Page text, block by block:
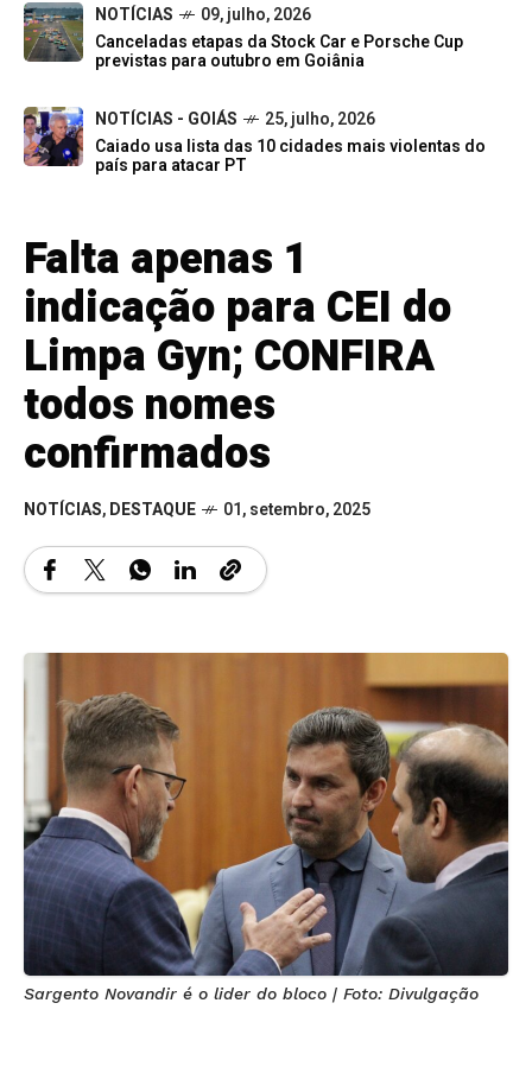
NOTÍCIAS
09, julho, 2026
Canceladas etapas da Stock Car e Porsche Cup
previstas para outubro em Goiânia
NOTÍCIAS - GOIÁS
25, julho, 2026
Caiado usa lista das 10 cidades mais violentas do
país para atacar PT
Falta apenas 1
indicação para CEI do
Limpa Gyn; CONFIRA
todos nomes
confirmados
NOTÍCIAS,DESTAQUE 01, setembro, 2025
Sargento Novandir é o lider do bloco | Foto: Divulgação